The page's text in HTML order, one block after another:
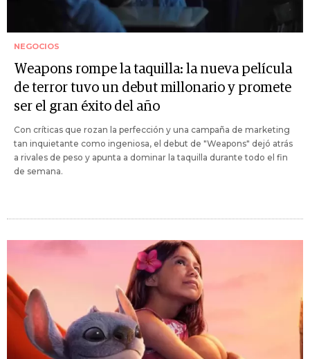
NEGOCIOS
Weapons rompe la taquilla: la nueva película
de terror tuvo un debut millonario y promete
ser el gran éxito del año
Con críticas que rozan la perfección y una campaña de marketing
tan inquietante como ingeniosa, el debut de "Weapons" dejó atrás
a rivales de peso y apunta a dominar la taquilla durante todo el fin
de semana.